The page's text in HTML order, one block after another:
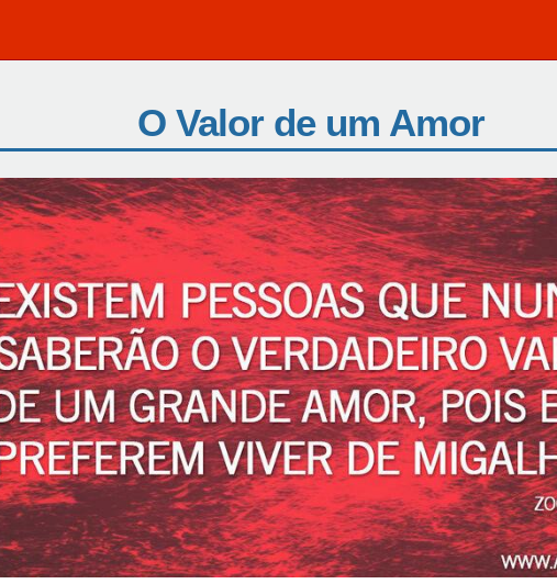
O Valor de um Amor